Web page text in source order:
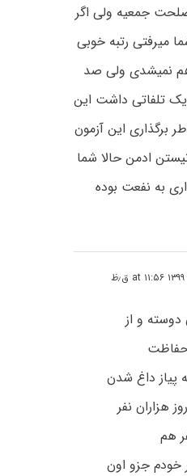
جمعیه ولی اگر
میرفتی رتبه خوبی
هم نمیشدی ولی صد
تلفاتی داشت این
برگذاری این آزمون
ادمن حالا شما
به نفعت بوده
و از
پیاز داغ شدن
هزاران نفر
نفر هم
جزو اون